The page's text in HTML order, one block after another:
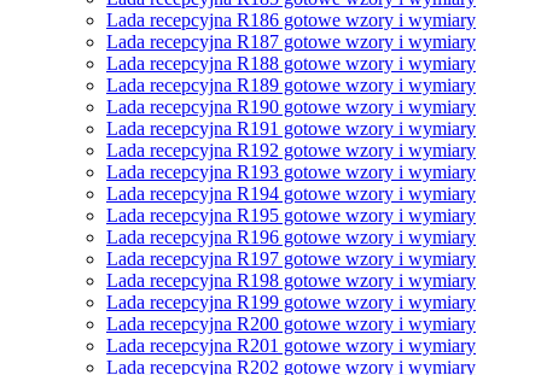
Lada recepcyjna R186 gotowe wzory i wymiary
Lada recepcyjna R187 gotowe wzory i wymiary
Lada recepcyjna R188 gotowe wzory i wymiary
Lada recepcyjna R189 gotowe wzory i wymiary
Lada recepcyjna R190 gotowe wzory i wymiary
Lada recepcyjna R191 gotowe wzory i wymiary
Lada recepcyjna R192 gotowe wzory i wymiary
Lada recepcyjna R193 gotowe wzory i wymiary
Lada recepcyjna R194 gotowe wzory i wymiary
Lada recepcyjna R195 gotowe wzory i wymiary
Lada recepcyjna R196 gotowe wzory i wymiary
Lada recepcyjna R197 gotowe wzory i wymiary
Lada recepcyjna R198 gotowe wzory i wymiary
Lada recepcyjna R199 gotowe wzory i wymiary
Lada recepcyjna R200 gotowe wzory i wymiary
Lada recepcyjna R201 gotowe wzory i wymiary
Lada recepcyjna R202 gotowe wzory i wymiary